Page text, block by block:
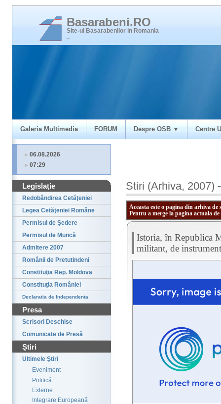
Basarabeni.RO
Site-ul Basarabenilor in Romania
Galeria Multimedia FORUM Despre OSB ▼ Centre
06.08.2026
07:29
Legislaţie
Redobândirea Cetăţeniei
Legea Cetăţeniei Române
Permisul de Şedere
Permisul de Muncă
Admitere 2007
Românii de Pretutindeni
Constituţia Rep. Moldova
Constituţia României
Declaratia de Independenta
Presa
Scrisori Deschise
Comunicate de Presă
Ştiri
Ultimele Ştiri
Eveniment
Politică
Externe
Integrare Europeană
Stiri (Arhiva, 2007)
Aceasta este o pagina din arhiva
Pentru a merge la pagina actuala
Istoria, în Republica
militant, de